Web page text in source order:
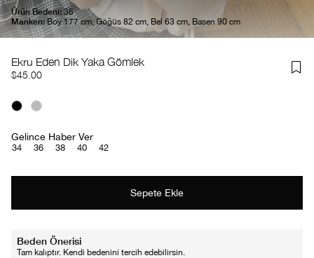
Ürün Bedeni: 36
Manken:Boy 177 cm, Göğüs 82 cm, Bel 63 cm, Basen 90 cm
Ekru Eden Dik Yaka Gömlek
$45.00
Gelince Haber Ver
34 36 38 40 42
Beden Önerisi
Tam kalıptır. Kendi bedenini tercih edebilirsin.